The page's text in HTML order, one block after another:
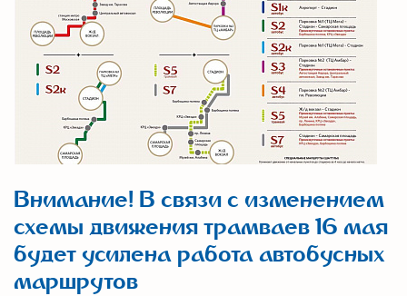
Внимание! В связи с изменением
схемы движения трамваев 16 мая
будет усилена работа автобусных
маршрутов